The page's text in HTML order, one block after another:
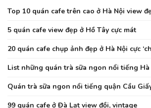
Top 10 quán cafe trên cao ở Hà Nội view
5 quán cafe view đẹp ở Hồ Tây cực mát
20 quán cafe chụp ảnh đẹp ở Hà Nội cực
List những quán trà sữa ngon nổi tiếng Hà
Quán trà sữa ngon nổi tiếng quận Cầu
99 quán cafe ở Đà Lạt view đồi, vintage